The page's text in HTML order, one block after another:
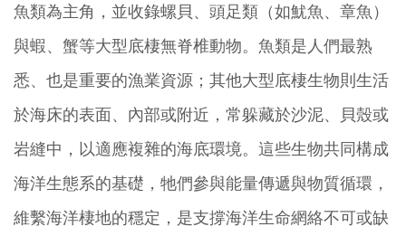
魚類為主角，並收錄螺貝、頭足類（如魷魚、章魚）
與蝦、蟹等大型底棲無脊椎動物。魚類是人們最熟
悉、也是重要的漁業資源；其他大型底棲生物則生活
於海床的表面、內部或附近，常躲藏於沙泥、貝殼或
岩縫中，以適應複雜的海底環境。這些生物共同構成
海洋生態系的基礎，牠們參與能量傳遞與物質循環，
維繫海洋棲地的穩定，是支撐海洋生命網絡不可或缺